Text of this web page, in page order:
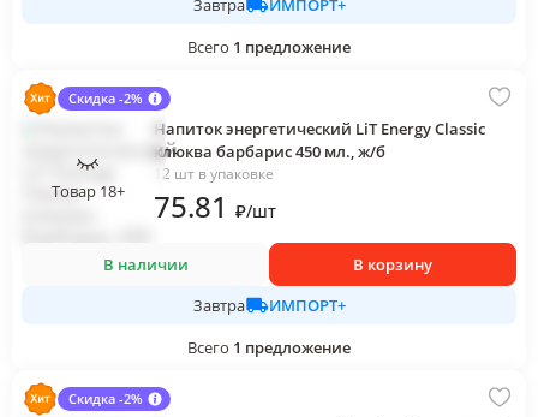
Завтра
Всего 1 предложение
Скидка -2%
Товар 18+
Напиток энергетический LiT Energy Classic
клюква барбарис 450 мл., ж/б
12 шт в упаковке
75.81 ₽/шт
В наличии
В корзину
Завтра
ИМПОРТ+
Всего 1 предложение
Скидка -2%